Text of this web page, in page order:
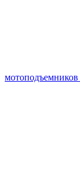
мотоподъемников